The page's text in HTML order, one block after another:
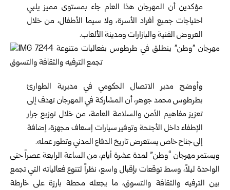
مؤكدين أن المهرجان هذا العام جاء بمستوى مميز يلبي
احتياجات جميع أفراد الأسرة، ولا سيما الأطفال، من خلال
العروض الفنية والبازارات ومدينة الألعاب.
وأوضح مدير الاتصال الحكومي في مديرية الطوارئ
بطرطوس محمد جوهر، أن المشاركة في المهرجان تهدف إلى
تعزيز مفاهيم الأمن والسلامة العامة، من خلال توزيع جرار
الإطفاء داخل الأجنحة وتوفير سيارات إسعاف مجهزة، إضافة
إلى جناح خاص يستعرض تاريخ الدفاع المدني وتطور عمله.
ويستمر مهرجان “وطن” لمدة عشرة أيام، من الساعة الرابعة عصراً حتى
الواحدة ليلاً، وسط توقعات بإقبال واسع، نظراً لتنوع فعالياته التي تجمع
بين الترفيه والثقافة والتسوق، ما يجعله محطة بارزة على خارطة